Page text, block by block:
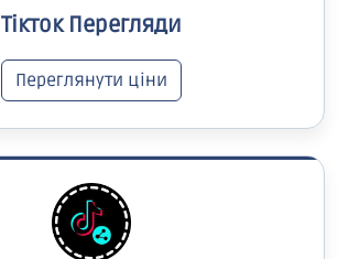
Тікток Перегляди
Переглянути ціни